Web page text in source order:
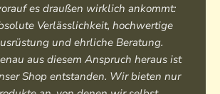
es draußen wirklich ankommt:
Verlässlichkeit, hochwertige
und ehrliche Beratung.
aus diesem Anspruch heraus ist
Shop entstanden. Wir bieten nur